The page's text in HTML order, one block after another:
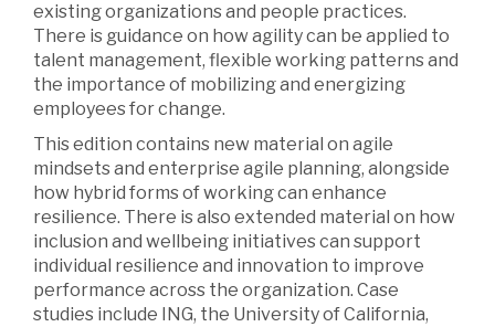
existing organizations and people practices.
There is guidance on how agility can be applied to
talent management, flexible working patterns and
the importance of mobilizing and energizing
employees for change.
This edition contains new material on agile
mindsets and enterprise agile planning, alongside
how hybrid forms of working can enhance
resilience. There is also extended material on how
inclusion and wellbeing initiatives can support
individual resilience and innovation to improve
performance across the organization. Case
studies include ING, the University of California,